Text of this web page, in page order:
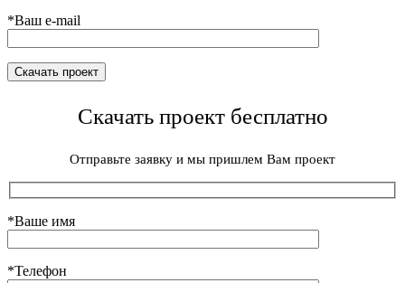
*Ваш e-mail
Скачать проект бесплатно
Отправьте заявку и мы пришлем Вам проект
*Ваше имя
*Телефон